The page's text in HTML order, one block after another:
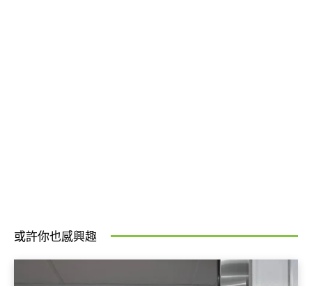
或許你也感興趣